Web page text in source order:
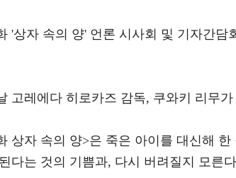
'상자 속의 양' 언론 시사회 및 기자간담
고레에다 히로카즈 감독, 쿠와키 리무
상자 속의 양>은 죽은 아이를 대신해
다는 것의 기쁨과, 다시 버려질지 모른